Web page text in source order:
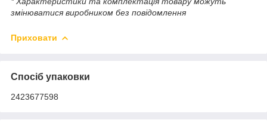
змінюватися виробником без повідомлення
Приховати
Спосіб упаковки
2423677598